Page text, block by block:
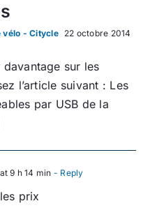
vélo - Citycle
22 octobre 2014
sur les
l’article suivant : Les
par USB de la
9 h 14 min - Reply
prix